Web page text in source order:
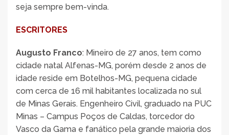
seja sempre bem-vinda.
ESCRITORES
Augusto Franco: Mineiro de 27 anos, tem como
cidade natal Alfenas-MG, porém desde 2 anos de
idade reside em Botelhos-MG, pequena cidade
com cerca de 16 mil habitantes localizada no sul
de Minas Gerais. Engenheiro Civil, graduado na PUC
Minas – Campus Poços de Caldas, torcedor do
Vasco da Gama e fanático pela grande maioria dos